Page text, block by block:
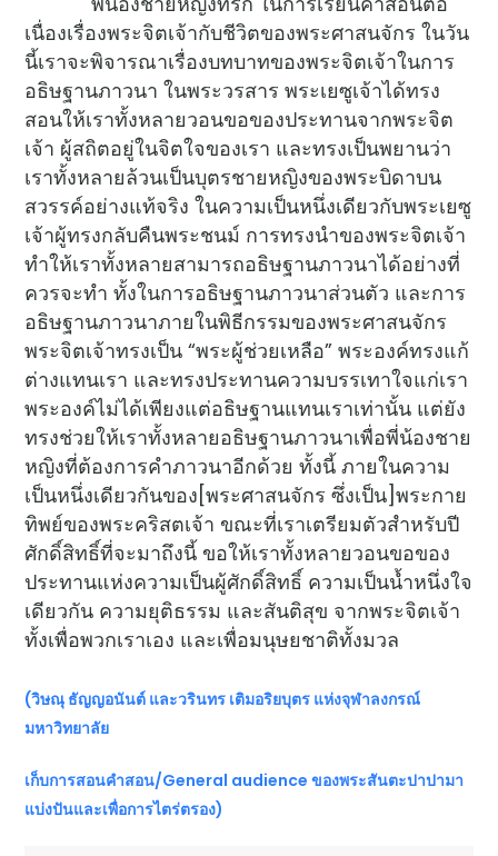
เนื่องเรื่องพระจิตเจ้ากับชีวิตของพระศาสนจักร ในวัน
นี้เราจะพิจารณาเรื่องบทบาทของพระจิตเจ้าในการ
อธิษฐานภาวนา ในพระวรสาร พระเยซูเจ้าได้ทรง
สอนให้เราทั้งหลายวอนขอของประทานจากพระจิต
เจ้า ผู้สถิตอยู่ในจิตใจของเรา และทรงเป็นพยานว่า
เราทั้งหลายล้วนเป็นบุตรชายหญิงของพระบิดาบน
สวรรค์อย่างแท้จริง ในความเป็นหนึ่งเดียวกับพระเยซู
เจ้าผู้ทรงกลับคืนพระชนม์ การทรงนำของพระจิตเจ้า
ทำให้เราทั้งหลายสามารถอธิษฐานภาวนาได้อย่างที่
ควรจะทำ ทั้งในการอธิษฐานภาวนาส่วนตัว และการ
อธิษฐานภาวนาภายในพิธีกรรมของพระศาสนจักร
พระจิตเจ้าทรงเป็น “พระผู้ช่วยเหลือ” พระองค์ทรงแก้
ต่างแทนเรา และทรงประทานความบรรเทาใจแก่เรา
พระองค์ไม่ได้เพียงแต่อธิษฐานแทนเราเท่านั้น แต่ยัง
ทรงช่วยให้เราทั้งหลายอธิษฐานภาวนาเพื่อพี่น้องชาย
หญิงที่ต้องการคำภาวนาอีกด้วย ทั้งนี้ ภายในความ
เป็นหนึ่งเดียวกันของ[พระศาสนจักร ซึ่งเป็น]พระกาย
ทิพย์ของพระคริสตเจ้า ขณะที่เราเตรียมตัวสำหรับปี
ศักดิ์สิทธิ์ที่จะมาถึงนี้ ขอให้เราทั้งหลายวอนขอของ
ประทานแห่งความเป็นผู้ศักดิ์สิทธิ์ ความเป็นน้ำหนึ่งใจ
เดียวกัน ความยุติธรรม และสันติสุข จากพระจิตเจ้า
ทั้งเพื่อพวกเราเอง และเพื่อมนุษยชาติทั้งมวล
(วิษณุ ธัญญอนันต์ และวรินทร เติมอริยบุตร แห่งจุฬาลงกรณ์
มหาวิทยาลัย
เก็บการสอนคำสอน/General audience ของพระสันตะปาปามา
แบ่งปันและเพื่อการไตร่ตรอง)